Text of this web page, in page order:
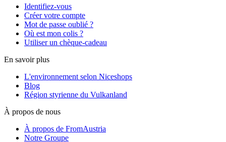
Identifiez-vous
Créer votre compte
Mot de passe oublié ?
Où est mon colis ?
Utiliser un chèque-cadeau
En savoir plus
L'environnement selon Niceshops
Blog
Région styrienne du Vulkanland
À propos de nous
À propos de FromAustria
Notre Groupe